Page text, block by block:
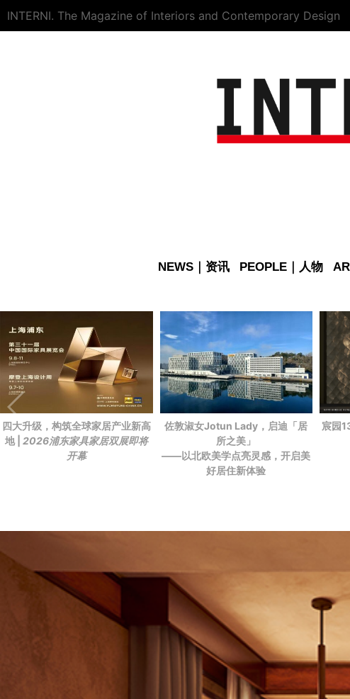
INTERNI. The Magazine of Interiors and Contemporary Design
NEWS｜资讯 PEOPLE｜人物
四大升级，构筑全球家居产业新高
地 | 2026浦东家具家居双展即将
开幕
佐敦淑女Jotun Lady，启迪「居
所之美」
——以北欧美学点亮灵感，开启美
好居住新体验
宸园